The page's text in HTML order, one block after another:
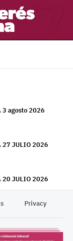
3 agosto 2026
27 JULIO 2026
20 JULIO 2026
Privacy